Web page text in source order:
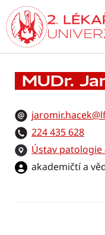
Přejít
k hlavnímu
obsahu
MUDr.
224 435 628
Ústav
akademičtí a